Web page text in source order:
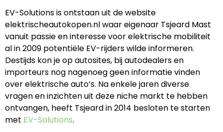
EV-Solutions is ontstaan uit de website
elektrischeautokopen.nl waar eigenaar Tsjeard Mast
vanuit passie en interesse voor elektrische mobiliteit
al in 2009 potentiële EV-rijders wilde informeren.
Destijds kon je op autosites, bij autodealers en
importeurs nog nagenoeg geen informatie vinden
over elektrische auto’s. Na enkele jaren diverse
vragen en inzichten uit deze niche markt te hebben
ontvangen, heeft Tsjeard in 2014 besloten te starten
met EV-Solutions.